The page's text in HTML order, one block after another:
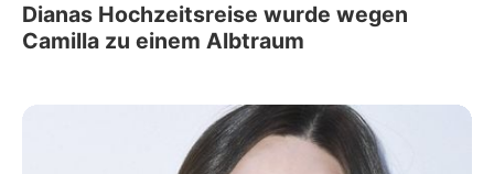
Dianas Hochzeitsreise wurde wegen
Camilla zu einem Albtraum